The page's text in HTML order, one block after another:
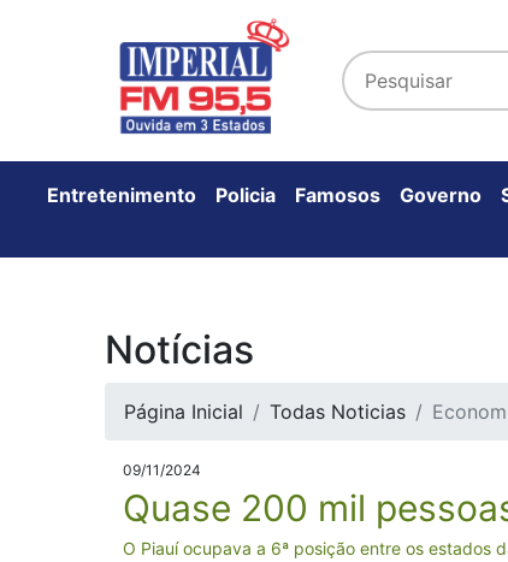
Entretenimento Policia Famosos Governo
Notícias
Página Inicial Todas Noticias
09/11/2024
Quase 200 mil
O Piauí ocupava a 6ª posição entre os estados